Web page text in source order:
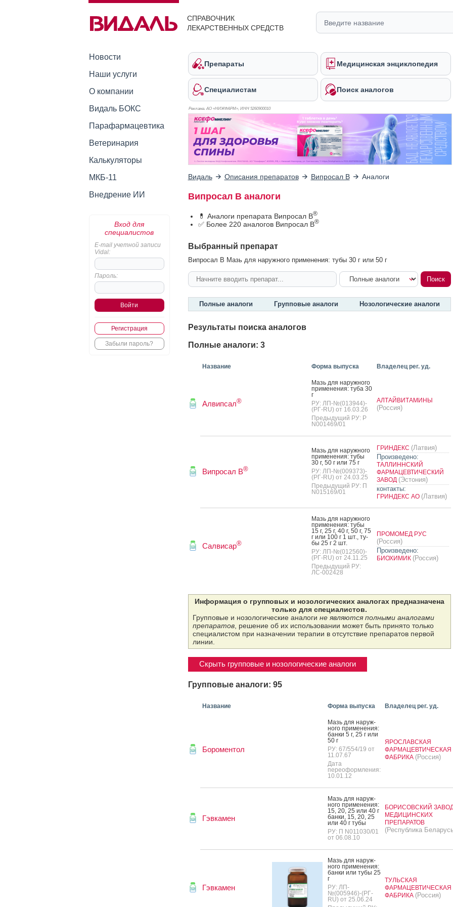
СПРАВОЧНИК
ЛЕКАРСТВЕННЫХ СРЕДСТВ
Новости
Наши услуги
О компании
Видаль БОКС
Парафармацевтика
Ветеринария
Калькуляторы
МКБ-11
Внедрение ИИ
Вход для
специалистов
E-mail учетной записи
Vidal:
Пароль:
Регистрация
Забыли пароль?
Препараты Медицинская энциклопедия
Специалистам Поиск аналогов
Реклама. АО «НИЖФАРМ», ИНН 5260900010
Видаль Описания препаратов Випросал В Аналоги
Випросал В аналоги
💊 Аналоги препарата Випросал В®
✅ Более 220 аналогов Випросал В®
Выбранный препарат
Випросал В Мазь для наружного применения: тубы 30 г или 50 г
Полные аналоги Групповые аналоги Нозологические аналоги
Результаты поиска аналогов
Полные аналоги: 3
Название Форма выпуска Владелец рег. уд.
Алвипсал®
Мазь для на­руж­но­го
при­мене­ния: ту­ба 30
г
РУ: ЛП-№(013944)-
(РГ-RU) от 16.03.26
Предыдущий РУ: Р
N001469/01
АЛТАЙВИТАМИНЫ
(Россия)
Випросал В®
Мазь для на­руж­но­го
при­мене­ния: ту­бы
30 г, 50 г или 75 г
РУ: ЛП-№(009373)-
(РГ-RU) от 24.03.25
Предыдущий РУ: П
N015169/01
ГРИНДЕКС (Латвия)
Произведено:
ТАЛЛИННСКИЙ
ФАРМАЦЕВТИЧЕСКИЙ
ЗАВОД (Эстония)
контакты:
ГРИНДЕКС АО (Латвия)
Салвисар®
Мазь для на­руж­но­го
при­мене­ния: ту­бы
15 г, 25 г, 40 г, 50 г, 75
г или 100 г 1 шт., ту­
бы 25 г 2 шт.
РУ: ЛП-№(012560)-
(РГ-RU) от 24.11.25
Предыдущий РУ:
ЛС-002428
ПРОМОМЕД РУС
(Россия)
Произведено:
БИОХИМИК (Россия)
Информация о групповых и нозологических аналогах предназначена
только для специалистов.
Групповые и нозологические аналоги не являются полными аналогами
препаратов, решение об их использовании может быть принято только
специалистом при назначении терапии в отсутствие препаратов первой
линии.
Скрыть групповые и нозологические аналоги
Групповые аналоги: 95
Название Форма выпуска Владелец рег. уд.
Бороментол
Мазь для на­руж­
но­го при­мене­ния:
бан­ки 5 г, 25 г или
50 г
РУ: 67/554/19 от
11.07.67
Дата
переоформления:
10.01.12
ЯРОСЛАВСКАЯ
ФАРМАЦЕВТИЧЕСКАЯ
ФАБРИКА (Россия)
Гэвкамен
Мазь для на­руж­
но­го при­мене­ния:
15, 20, 25 или 40 г
бан­ки, 15, 20, 25
или 40 г ту­бы
РУ: П N011030/01
от 06.08.10
БОРИСОВСКИЙ
МЕДИЦИНСКИХ
ПРЕПАРАТОВ
(Республика
Гэвкамен
Мазь для на­руж­
но­го при­мене­ния:
бан­ки или ту­бы 25
г
РУ: ЛП-
№(005946)-(РГ-
RU) от 25.06.24
ТУЛЬСКАЯ
ФАРМАЦЕВТИЧЕСКАЯ
ФАБРИКА (Россия)